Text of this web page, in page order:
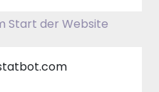
Start der Website